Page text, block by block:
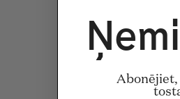
Abonējiet,